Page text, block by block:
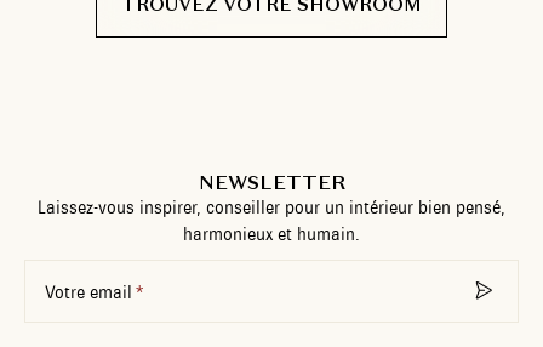
NEWSLETTER
Laissez-vous inspirer, conseiller pour un intérieur bien pensé,
harmonieux et humain.
Votre email